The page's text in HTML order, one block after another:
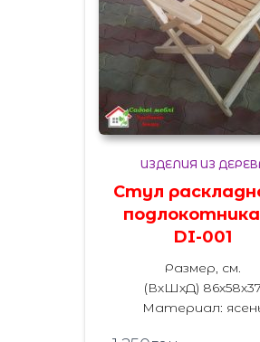
ИЗДЕЛИЯ ИЗ
Стул
DI-001
Размер, см.
(ВхШхД) 86х58х37
Материал: